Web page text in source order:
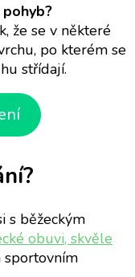
že se v některé
po kterém se
střídají.
s běžeckým
obuvi, skvěle